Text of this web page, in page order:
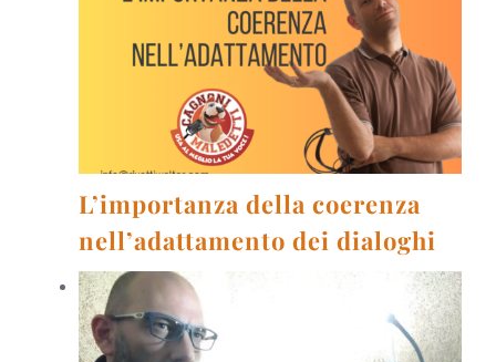
L’importanza della coerenza
nell’adattamento dei dialoghi